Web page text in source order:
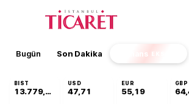
Bugün Son Dakika Finans EKSTRA
BIST
13.779,39
USD
47,71
EUR
55,19
GBP